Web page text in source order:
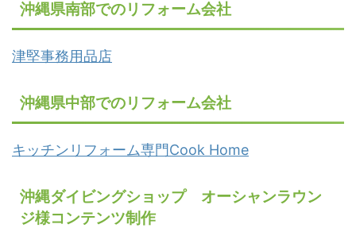
沖縄県南部でのリフォーム会社
津堅事務用品店
沖縄県中部でのリフォーム会社
キッチンリフォーム専門Cook Home
沖縄ダイビングショップ オーシャンラウン
ジ様コンテンツ制作